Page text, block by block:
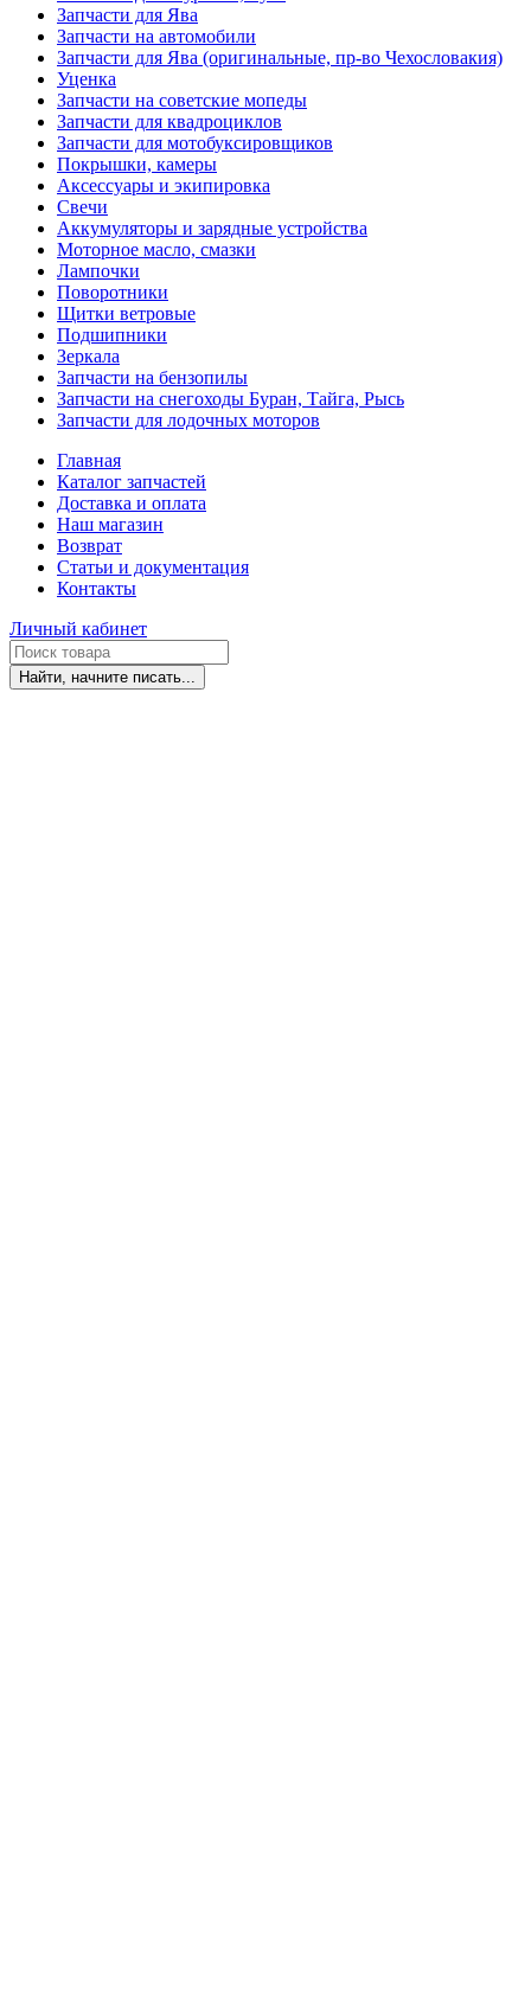
Запчасти для Ява
Запчасти на автомобили
Запчасти для Ява (оригинальные, пр-во Чехословакия)
Уценка
Запчасти на советские мопеды
Запчасти для квадроциклов
Запчасти для мотобуксировщиков
Покрышки, камеры
Аксессуары и экипировка
Свечи
Аккумуляторы и зарядные устройства
Моторное масло, смазки
Лампочки
Поворотники
Щитки ветровые
Подшипники
Зеркала
Запчасти на бензопилы
Запчасти на снегоходы Буран, Тайга, Рысь
Запчасти для лодочных моторов
Главная
Каталог запчастей
Доставка и оплата
Наш магазин
Возврат
Статьи и документация
Контакты
Личный кабинет
Найти, начните писать...